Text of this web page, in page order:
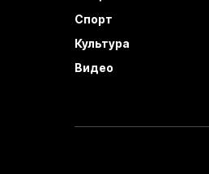
Спорт
Культура
Видео